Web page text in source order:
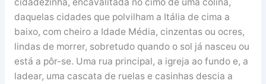
daquelas cidades que polvilham a Itália de cima a
baixo, com cheiro a Idade Média, cinzentas ou ocres,
lindas de morrer, sobretudo quando o sol já nasceu ou
está a pôr-se. Uma rua principal, a igreja ao fundo e, a
ladear, uma cascata de ruelas e casinhas descia a